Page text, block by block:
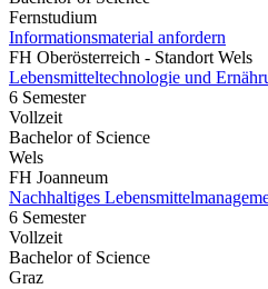
Fernstudium
Informationsmaterial anfordern
FH Oberösterreich - Standort Wels
Lebensmitteltechnologie und
6 Semester
Vollzeit
Bachelor of Science
Wels
FH Joanneum
Nachhaltiges
6 Semester
Vollzeit
Bachelor of Science
Graz